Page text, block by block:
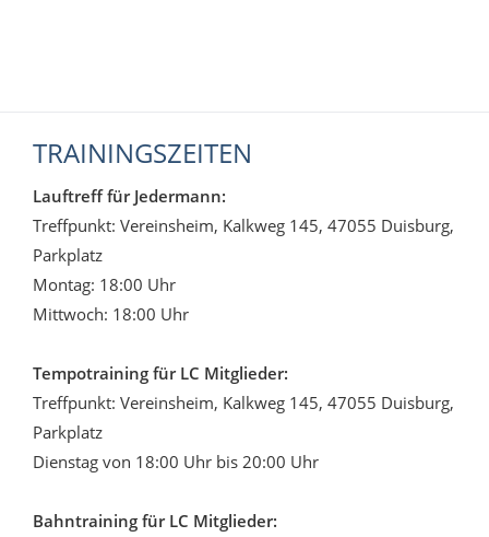
TRAININGSZEITEN
Lauftreff für Jedermann:
Treffpunkt: Vereinsheim, Kalkweg 145, 47055 Duisburg,
Parkplatz
Montag: 18:00 Uhr
Mittwoch: 18:00 Uhr
Tempotraining für LC Mitglieder:
Treffpunkt: Vereinsheim, Kalkweg 145, 47055 Duisburg,
Parkplatz
Dienstag von 18:00 Uhr bis 20:00 Uhr
Bahntraining für LC Mitglieder: